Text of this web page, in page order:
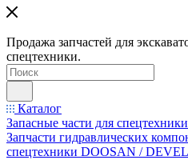
Продажа запчастей для
спецтехники.
Каталог
Запасные части для
Запчасти гидравлических
спецтехники DOOSAN /